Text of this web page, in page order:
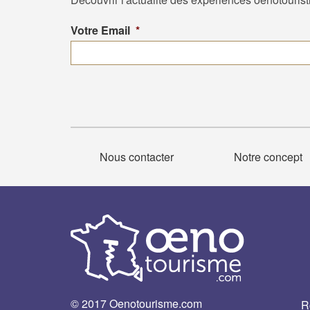
Votre Email *
Nous contacter Notre concept
© 2017 Oenotourisme.com